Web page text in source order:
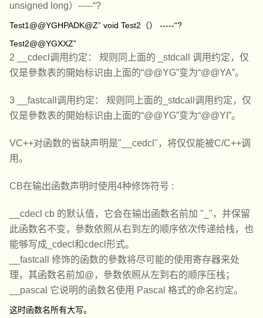
unsigned long）-----“?
Test1@@YGHPADK@Z” void Test2（） -----“?
Test2@@YGXXZ”
2 __cdecl调用约定： 规则同上面的 _stdcall 调用约定，仅
仅是參数表的開始标识由上面的“@@YG”变为“@@YA”。
3 __fastcall调用约定： 规则同上面的_stdcall调用约定，仅
仅是參数表的開始标识由上面的“@@YG”变为“@@YI”。
VC++对函数的省缺声明是"__cedcl"，将仅仅能被C/C++调
用。
CB在输出函数声明时使用4种修饰符号 :
__cdecl cb 的默认值，它会在输出函数名前加 "_"，并保留
此函数名不变，參数依照从右到左的顺序依次传递给栈，也
能够写成_cdecl和cdecl形式。
__fastcall 修饰的函数的參数将尽可能的使用寄存器来处
理，其函数名前加@，參数依照从左到右的顺序压栈；
__pascal 它说明的函数名使用 Pascal 格式的命名约定。
这时函数名所有大写。